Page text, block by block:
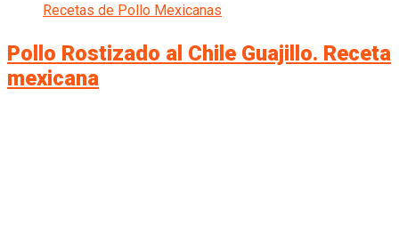
Recetas de Pollo Mexicanas
Pollo Rostizado al Chile Guajillo. Receta
mexicana